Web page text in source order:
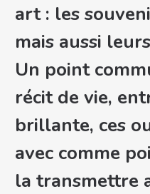
art : les
mais aussi
Un point
récit de vie,
brillante, ces
avec comme
la transmettre